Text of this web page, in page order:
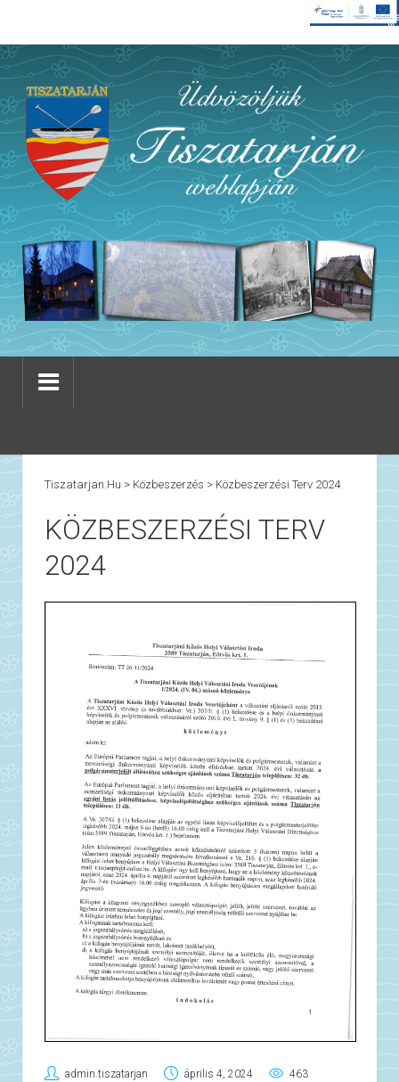
Tiszatarjan.hu > Közbeszerzés > Közbeszerzési Terv 2024
KÖZBESZERZÉSI TERV
2024
admin.tiszatarjan április 4, 2024 463